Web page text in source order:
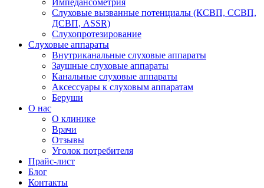
Импедансометрия
Слуховые вызванные потенциалы (КСВП, ССВП,
ДСВП, ASSR)
Слухопротезирование
Слуховые аппараты
Внутриканальные слуховые аппараты
Заушные слуховые аппараты
Канальные слуховые аппараты
Аксессуары к слуховым аппаратам
Беруши
О нас
О клинике
Врачи
Отзывы
Уголок потребителя
Прайс-лист
Блог
Контакты